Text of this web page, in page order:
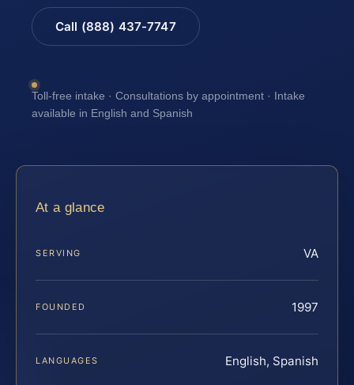
Call (888) 437-7747
Toll-free intake · Consultations by appointment · Intake
available in English and Spanish
At a glance
SERVING VA
FOUNDED 1997
LANGUAGES English, Spanish